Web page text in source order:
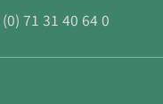
71 31 40 64 0